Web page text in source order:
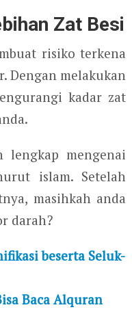
Zat Besi
risiko terkena
Dengan melakukan
kadar zat
mengenai
islam. Setelah
masihkah anda
darah?
beserta Seluk-
Baca Alquran